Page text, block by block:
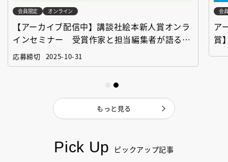
Pick Up ピックアップ記事
会員限定 オンライン
【アーカイブ配信中】講談社絵本新人賞オンラ
インセミナー 受賞作家と担当編集者が語る
「絵本創作実践講座」
応募締切 2025-10-31
会
ア
賞
もっと見る